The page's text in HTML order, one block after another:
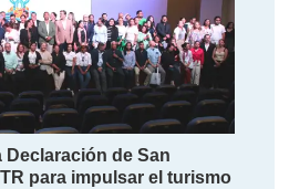
Declaración de San
para impulsar el turismo